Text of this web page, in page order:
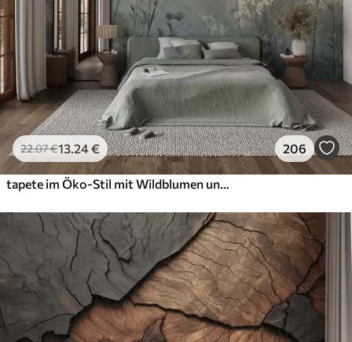
22.07€13.24€ 206
tapete im Öko-Stil mit Wildblumen und Pflanzen auf strukturiertem Hintergrund